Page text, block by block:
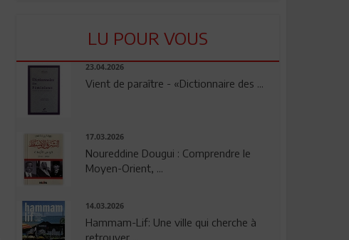
LU POUR VOUS
23.04.2026
Vient de paraître - «Dictionnaire des ...
17.03.2026
Noureddine Dougui : Comprendre le
Moyen-Orient, ...
14.03.2026
Hammam-Lif: Une ville qui cherche à
retrouver ...